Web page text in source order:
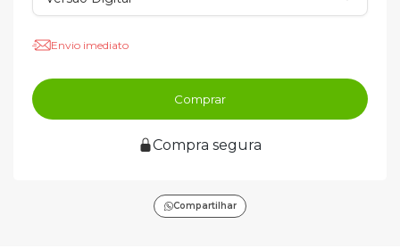
Envio imediato
Comprar
Compra segura
Compartilhar